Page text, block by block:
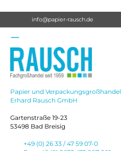
info@papier-rausch.de
Papier und Verpackungsgroßhandel
Erhard Rausch GmbH
Gartenstraße 19-23
53498 Bad Breisig
+49 (0) 26 33 / 47 59 07-0